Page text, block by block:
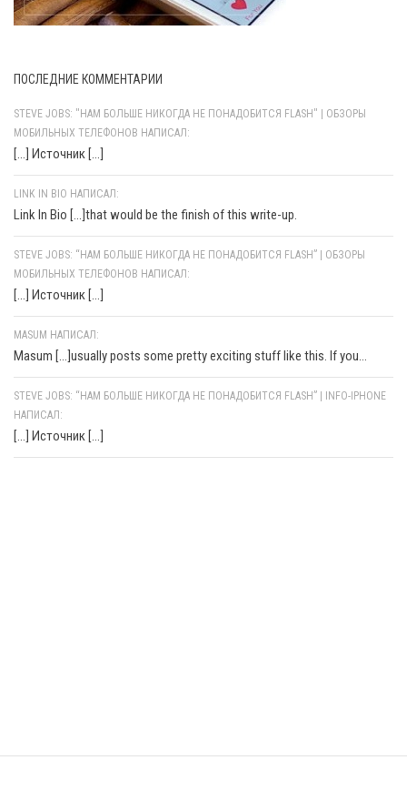
ПОСЛЕДНИЕ КОММЕНТАРИИ
STEVE JOBS: "НАМ БОЛЬШЕ НИКОГДА НЕ ПОНАДОБИТСЯ FLASH" | ОБЗОРЫ
МОБИЛЬНЫХ ТЕЛЕФОНОВ НАПИСАЛ:
[…] Источник […]
LINK IN BIO НАПИСАЛ:
Link In Bio [...]that would be the finish of this write-up.
STEVE JOBS: “НАМ БОЛЬШЕ НИКОГДА НЕ ПОНАДОБИТСЯ FLASH” | ОБЗОРЫ
МОБИЛЬНЫХ ТЕЛЕФОНОВ НАПИСАЛ:
[…] Источник […]
MASUM НАПИСАЛ:
Masum [...]usually posts some pretty exciting stuff like this. If you...
STEVE JOBS: “НАМ БОЛЬШЕ НИКОГДА НЕ ПОНАДОБИТСЯ FLASH” | INFO-IPHONE
НАПИСАЛ:
[…] Источник […]